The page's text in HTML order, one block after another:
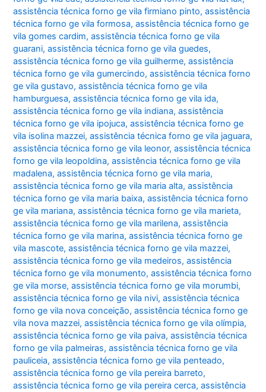
assistência técnica forno ge vila firmiano pinto,assistência
técnica forno ge vila formosa,assistência técnica forno ge
vila gomes cardim,assistência técnica forno ge vila
guarani,assistência técnica forno ge vila guedes,
assistência técnica forno ge vila guilherme,assistência
técnica forno ge vila gumercindo,assistência técnica forno
ge vila gustavo,assistência técnica forno ge vila
hamburguesa,assistência técnica forno ge vila ida,
assistência técnica forno ge vila indiana,assistência
técnica forno ge vila ipojuca,assistência técnica forno ge
vila isolina mazzei,assistência técnica forno ge vila jaguara,
assistência técnica forno ge vila leonor,assistência técnica
forno ge vila leopoldina,assistência técnica forno ge vila
madalena,assistência técnica forno ge vila maria,
assistência técnica forno ge vila maria alta,assistência
técnica forno ge vila maria baixa,assistência técnica forno
ge vila mariana,assistência técnica forno ge vila marieta,
assistência técnica forno ge vila marilena,assistência
técnica forno ge vila marina,assistência técnica forno ge
vila mascote,assistência técnica forno ge vila mazzei,
assistência técnica forno ge vila medeiros,assistência
técnica forno ge vila monumento,assistência técnica forno
ge vila morse,assistência técnica forno ge vila morumbi,
assistência técnica forno ge vila nivi,assistência técnica
forno ge vila nova conceição,assistência técnica forno ge
vila nova mazzei,assistência técnica forno ge vila olímpia,
assistência técnica forno ge vila paiva,assistência técnica
forno ge vila palmeiras,assistência técnica forno ge vila
pauliceia,assistência técnica forno ge vila penteado,
assistência técnica forno ge vila pereira barreto,
assistência técnica forno ge vila pereira cerca,assistência